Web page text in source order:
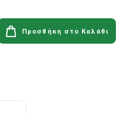
Προσθήκη στο Καλάθι